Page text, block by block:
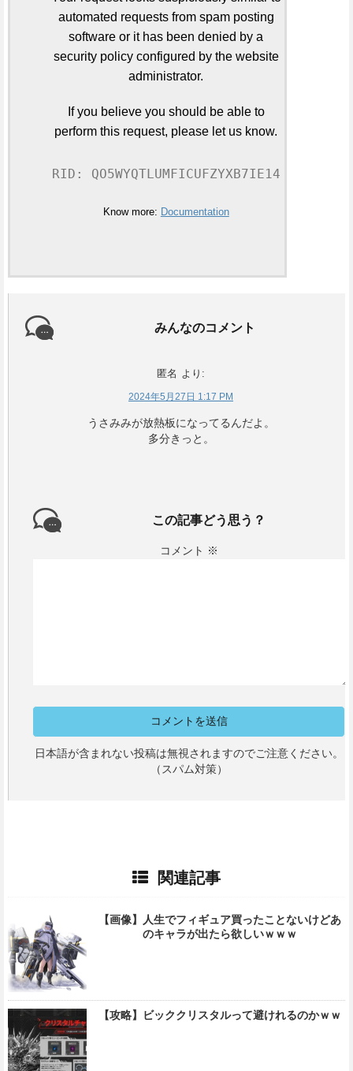
automated requests from spam posting
software or it has been denied by a
security policy configured by the website
administrator.
If you believe you should be able to
perform this request, please let us know.
RID: QO5WYQTLUMFICUFZYXB7IE14
Know more: Documentation
みんなのコメント
匿名 より:
2024年5月27日 1:17 PM
うさみみが放熱板になってるんだよ。
多分きっと。
この記事どう思う？
コメント ※
日本語が含まれない投稿は無視されますのでご注意ください。
（スパム対策）
関連記事
【画像】人生でフィギュア買ったことないけどあ
のキャラが出たら欲しいｗｗｗ
【攻略】ビッククリスタルって避けれるのかｗｗ